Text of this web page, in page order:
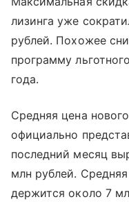
лизинга уже
рублей. Похожее
программу
года.
Средняя цена
официально
последний месяц
млн рублей.
держится около 7